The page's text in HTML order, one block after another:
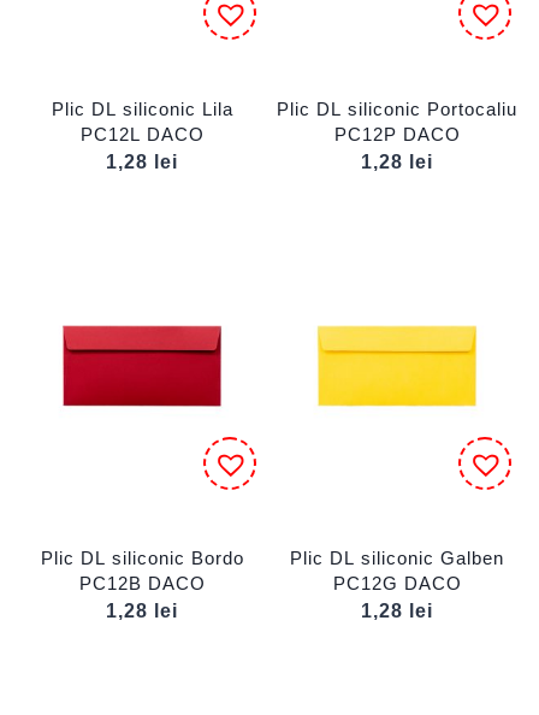
Plic DL siliconic Lila
PC12L DACO
1,28
lei
Plic DL siliconic Portocaliu
PC12P DACO
1,28
lei
Plic DL siliconic Bordo
PC12B DACO
1,28
lei
Plic DL siliconic Galben
PC12G DACO
1,28
lei